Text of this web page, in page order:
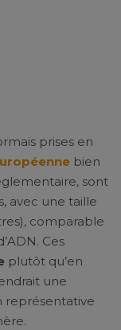
prises en
bien
sont
avec une taille
comparable
Ces
plutôt qu’en
une
représentative